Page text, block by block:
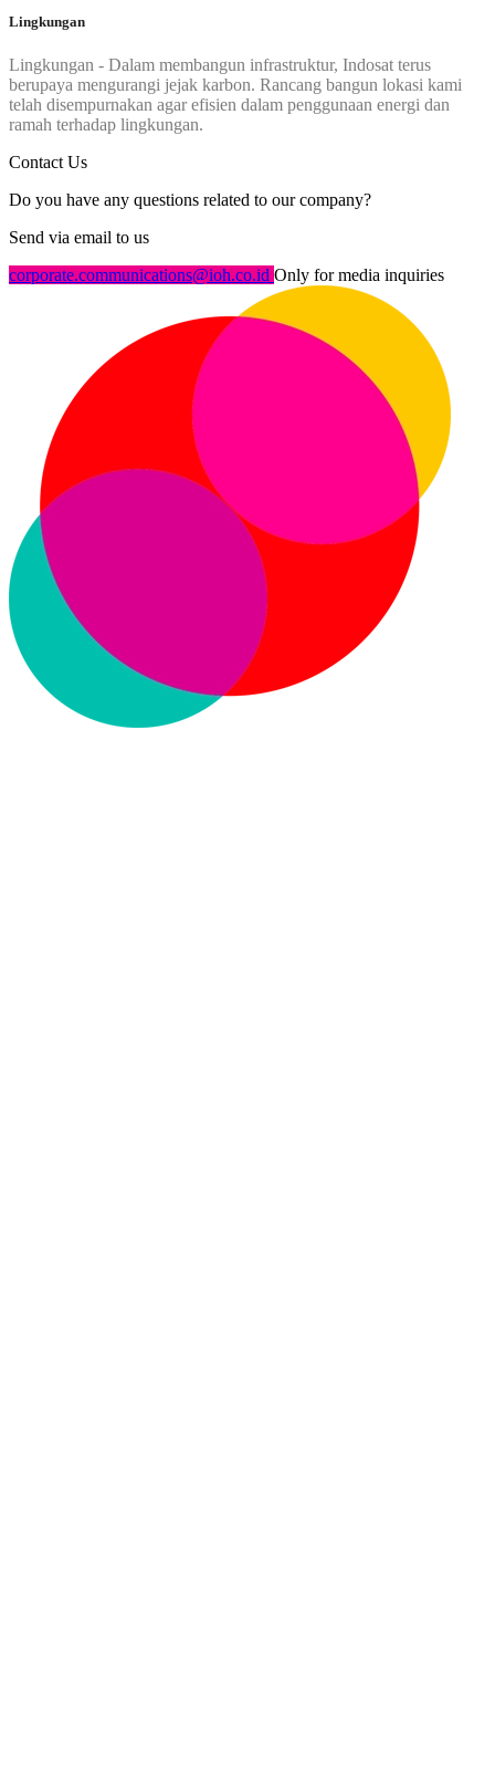
Lingkungan
Lingkungan - Dalam membangun infrastruktur, Indosat terus
berupaya mengurangi jejak karbon. Rancang bangun lokasi kami
telah disempurnakan agar efisien dalam penggunaan energi dan
ramah terhadap lingkungan.
Contact Us
Do you have any questions related to our company?
Send via email to us
corporate.communications@ioh.co.id Only for media inquiries